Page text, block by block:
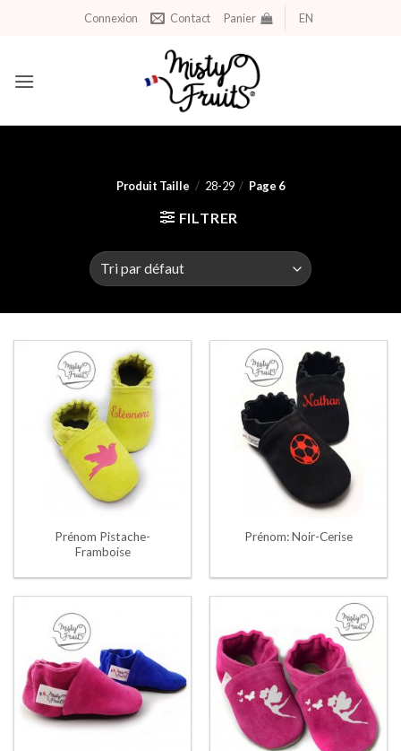
Connexion Contact Panier EN
Produit Taille / 28-29 / Page 6
FILTRER
Prénom Pistache-
Framboise
Prénom: Noir-Cerise